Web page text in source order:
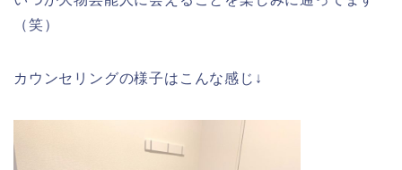
（笑）
カウンセリングの様子はこんな感じ↓